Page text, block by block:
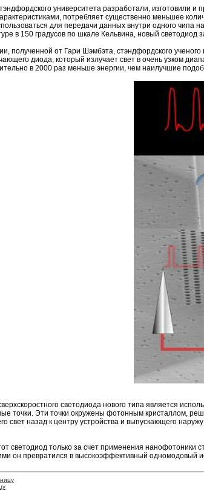
университета разработали, изготовили и
потребляет существенно меньшее
для передачи данных внутри одного чипа
в 150 градусов по шкале Кельвина, новый светодиод
полученной от Гари Шэмбэта, стэндфордского
диода, который излучает свет в очень узком
в 2000 раз меньше энергии, чем наилучшие
светодиода нового типа является
точки. Эти точки окружены фотонным кристаллом,
свет назад к центру устройства и выпускающего
светодиод только за счет применения
он превратился в высокоэффективный одномодовый